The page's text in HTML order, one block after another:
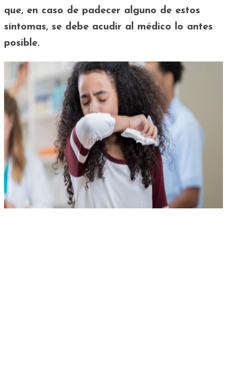
que, en caso de padecer alguno de estos
síntomas, se debe acudir al médico lo antes
posible.